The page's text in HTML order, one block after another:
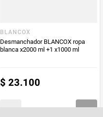
BLANCOX
Desmanchador BLANCOX ropa
blanca x2000 ml +1 x1000 ml
$ 23.100